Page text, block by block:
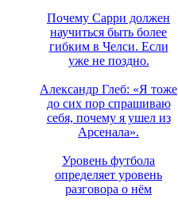
Почему Сарри должен
научиться быть более
гибким в Челси. Если
уже не поздно.
Александр Глеб: «Я тоже
до сих пор спрашиваю
себя, почему я ушел из
Арсенала».
Уровень футбола
определяет уровень
разговора о нём